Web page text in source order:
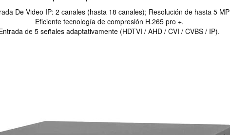
De Video IP: 2 canales (hasta 18 canales); Resolución de hasta 5 MP
Eficiente tecnología de compresión H.265 pro +.
de 5 señales adaptativamente (HDTVI / AHD / CVI / CVBS / IP).